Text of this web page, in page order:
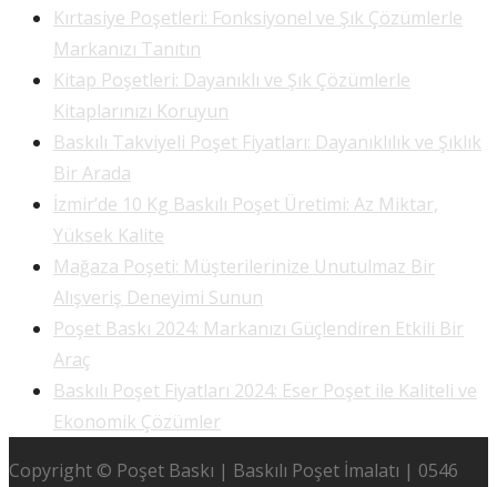
Kırtasiye Poşetleri: Fonksiyonel ve Şık Çözümlerle
Markanızı Tanıtın
Kitap Poşetleri: Dayanıklı ve Şık Çözümlerle
Kitaplarınızı Koruyun
Baskılı Takviyeli Poşet Fiyatları: Dayanıklılık ve Şıklık
Bir Arada
İzmir’de 10 Kg Baskılı Poşet Üretimi: Az Miktar,
Yüksek Kalite
Mağaza Poşeti: Müşterilerinize Unutulmaz Bir
Alışveriş Deneyimi Sunun
Poşet Baskı 2024: Markanızı Güçlendiren Etkili Bir
Araç
Baskılı Poşet Fiyatları 2024: Eser Poşet ile Kaliteli ve
Ekonomik Çözümler
Copyright © Poşet Baskı | Baskılı Poşet İmalatı | 0546